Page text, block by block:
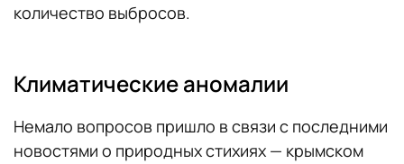
количество выбросов.
Климатические аномалии
Немало вопросов пришло в связи с последними
новостями о природных стихиях — крымском